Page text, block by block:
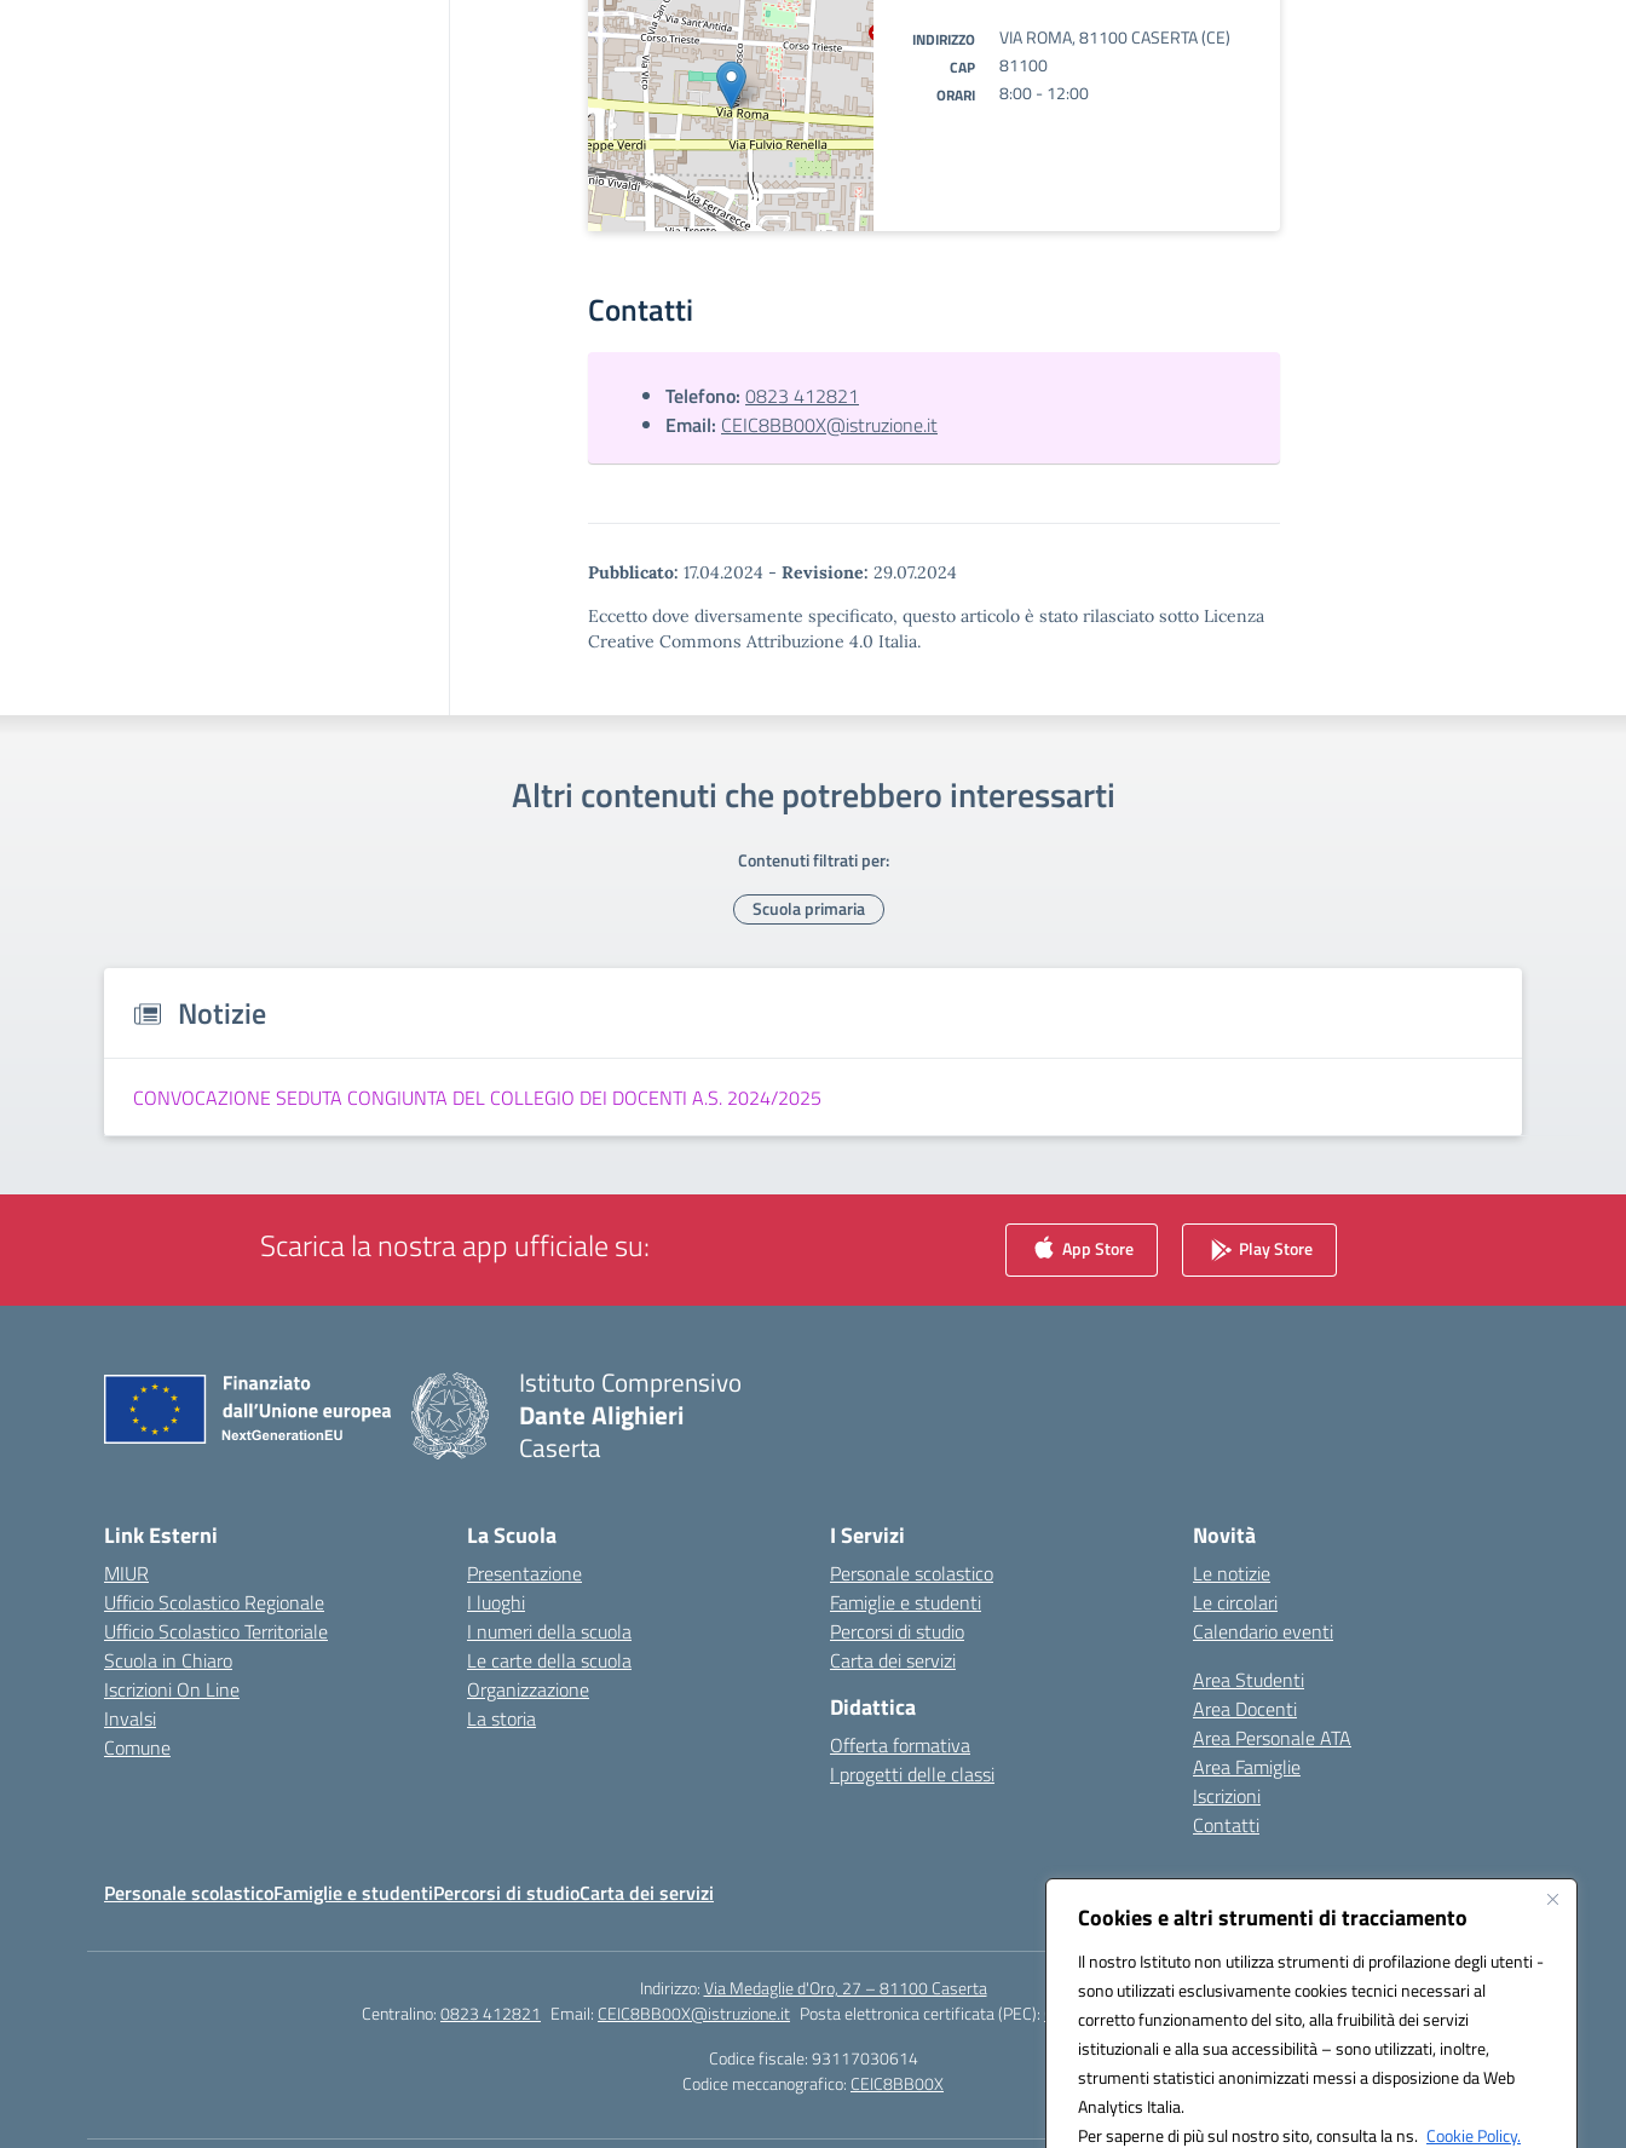
Cookies e altri strumenti di tracciamento
Il nostro Istituto non utilizza strumenti di profilazione degli utenti -
sono utilizzati esclusivamente cookies tecnici necessari al
corretto funzionamento del sito, alla fruibilità dei servizi
istituzionali e alla sua accessibilità – sono utilizzati, inoltre,
strumenti statistici anonimizzati messi a disposizione da Web
Analytics Italia.
Per saperne di più sul nostro sito, consulta la ns. Cookie Policy.
INDIRIZZO VIA ROMA, 81100 CASERTA (CE)
CAP 81100
ORARI 8:00 - 12:00
Contatti
Telefono: 0823 412821
Email: CEIC8BB00X@istruzione.it
Pubblicato: 17.04.2024 - Revisione: 29.07.2024
Eccetto dove diversamente specificato, questo articolo è stato rilasciato sotto Licenza
Creative Commons Attribuzione 4.0 Italia.
Altri contenuti che potrebbero interessarti
Contenuti filtrati per:
Scuola primaria
Notizie
CONVOCAZIONE SEDUTA CONGIUNTA DEL COLLEGIO DEI DOCENTI A.S. 2024/2025
Scarica la nostra app ufficiale su: App Store Play Store
Istituto Comprensivo
Dante Alighieri
Caserta
Link Esterni
MIUR
Ufficio Scolastico Regionale
Ufficio Scolastico Territoriale
Scuola in Chiaro
Iscrizioni On Line
Invalsi
Comune
La Scuola
Presentazione
I luoghi
I numeri della scuola
Le carte della scuola
Organizzazione
La storia
I Servizi
Personale scolastico
Famiglie e studenti
Percorsi di studio
Carta dei servizi
Didattica
Offerta formativa
I progetti delle classi
Novità
Le notizie
Le circolari
Calendario eventi
Area Studenti
Area Docenti
Area Personale ATA
Area Famiglie
Iscrizioni
Contatti
Personale scolasticoFamiglie e studentiPercorsi di studioCarta dei servizi
Indirizzo:Via Medaglie d'Oro, 27 – 81100 Caserta
Centralino:0823 412821 Email: CEIC8BB00X@istruzione.it Posta elettronica certificata (PEC):
CEIC8BB00X@pec.istruzione.it
Codice fiscale: 93117030614
Codice meccanografico: CEIC8BB00X